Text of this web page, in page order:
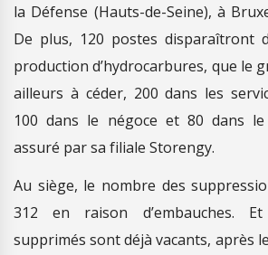
la Défense (Hauts-de-Seine), à
De plus, 120 postes disparaîtront
production d’hydrocarbures, que le
ailleurs à céder, 200 dans les
100 dans le négoce et 80 dans
assuré par sa filiale Storengy.
Au siège, le nombre des
312 en raison d’embauches.
supprimés sont déjà vacants, après